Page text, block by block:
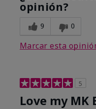
opinión?
9 0
Marcar esta
5
Love my MK